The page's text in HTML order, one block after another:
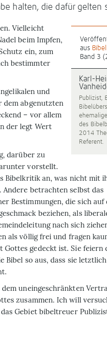
halten, die dafür gelten
aus
Band 3
Karl-
Publizist,
des
2014
Referent.
Vielleicht
beim Impfen,
ein, zum
bestimmter
und
dem abgenutzten
– vor allem
der legt Wert
darüber zu
vorstellt.
Bibelkritik an, was nicht mit
betrachten selbst das
Bestimmungen, die sich auf
beziehen, als
nach sich
als völlig frei und fragen
Gottes gedeckt ist. Sie feiern
Bibel so aus, dass sie
uneingeschränkten
zusammen. Ich will
Gebiet bibeltreuer